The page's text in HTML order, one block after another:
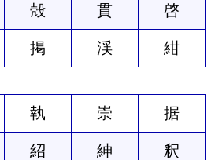
殻 貫 啓
掲 渓 紺
執 崇 据
紹 紳 釈